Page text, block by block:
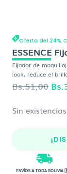
Oferta del 24%
ESSENCE
Fijador de
look, reduce el
Bs.51,00 El
era:
Bs.
Sin existencias
ENVÍOS A TODA